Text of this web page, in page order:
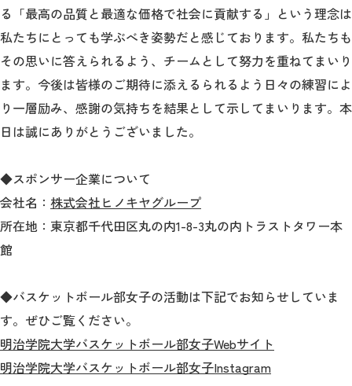
MGグッズ オンラインショップ
（外部サイト）
アクセス
キャンパス
お問合わせ
る「最高の品質と最適な価格で社会に貢献する」という理念は
私たちにとっても学ぶべき姿勢だと感じております。私たちも
その思いに答えられるよう、チームとして努力を重ねてまいり
ます。今後は皆様のご期待に添えるられるよう日々の練習によ
り一層励み、感謝の気持ちを結果として示してまいります。本
日は誠にありがとうございました。
◆スポンサー企業について
会社名： 株式会社ヒノキヤグループ
所在地：東京都千代田区丸の内1-8-3丸の内トラストタワー本
館
◆バスケットボール部女子の活動は下記でお知らせしていま
す。ぜひご覧ください。
明治学院大学バスケットボール部女子Webサイト
明治学院大学バスケットボール部女子Instagram